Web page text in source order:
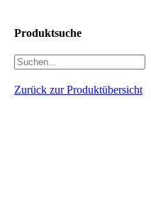
Produktsuche
Zurück zur Produktübersicht